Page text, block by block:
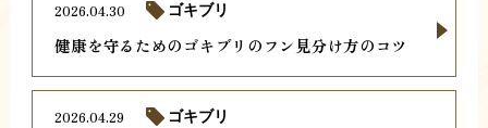
健康を守るためのゴキブリのフン見分け方のコツ
2026.04.30 ゴキブリ
2026.04.29 ゴキブリ